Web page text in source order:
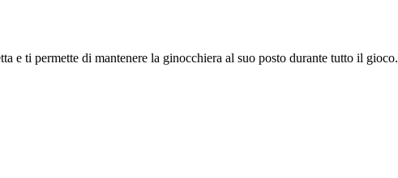
e ti permette di mantenere la ginocchiera al suo posto durante tutto il gioco.